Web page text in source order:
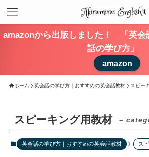
amazonから出版しました！ 「英会
話の学び方」
amazon
ホーム 英会話の学び方｜おすすめの英会話教材 スピー
スピーキング用教材 –
英会話の学び方｜おすすめの英会話教材 ス